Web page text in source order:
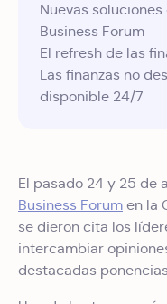
Nuevas
Business Forum
El refresh de las
Las finanzas no
disponible 24/7
El pasado 24 y 25 de
Business Forum en la
se dieron cita los
intercambiar
destacadas